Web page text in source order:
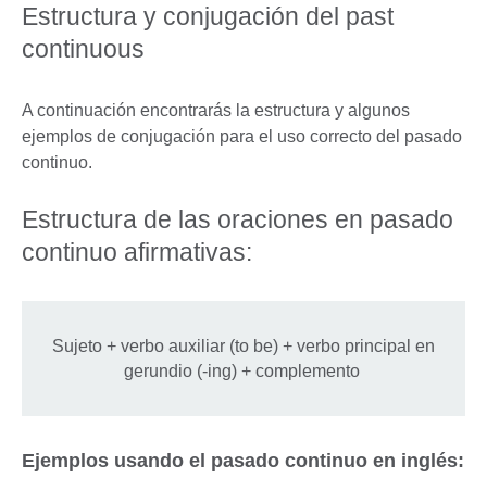
Estructura y conjugación del past
continuous
A continuación encontrarás la estructura y algunos
ejemplos de conjugación para el uso correcto del pasado
continuo.
Estructura de las oraciones en pasado
continuo afirmativas:
Sujeto + verbo auxiliar (to be) + verbo principal en
gerundio (-ing) + complemento
Ejemplos usando el pasado continuo en inglés: